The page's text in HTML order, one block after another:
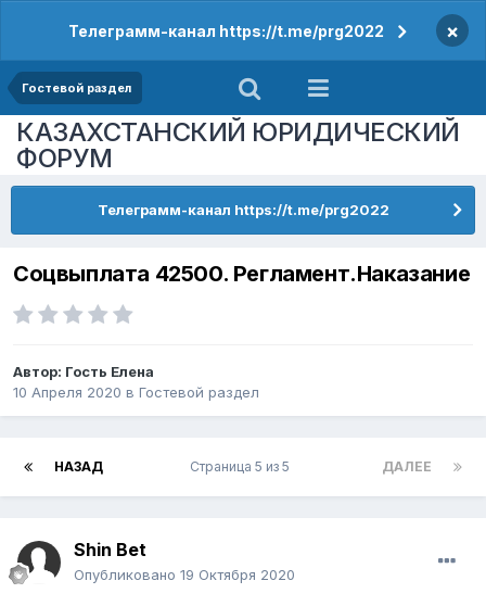
Телеграмм-канал https://t.me/prg2022 ×
Гостевой раздел
КАЗАХСТАНСКИЙ ЮРИДИЧЕСКИЙ
ФОРУМ
Телеграмм-канал https://t.me/prg2022
Соцвыплата 42500. Регламент.Наказание
Автор: Гость Елена
10 Апреля 2020 в Гостевой раздел
НАЗАД ДАЛЕЕ
Страница 5 из 5
Shin Bet
Опубликовано 19 Октября 2020